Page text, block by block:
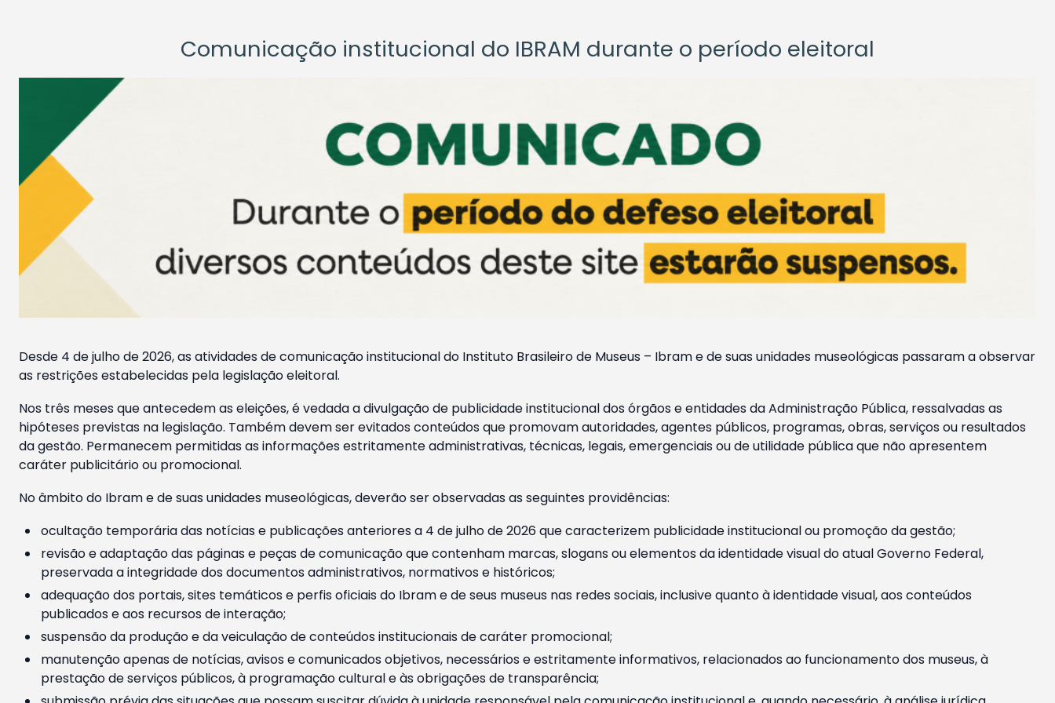
Comunicação institucional do IBRAM durante o período eleitoral
Desde 4 de julho de 2026, as atividades de comunicação institucional do Instituto Brasileiro de Museus – Ibram e de suas unidades museológicas passaram a observar
as restrições estabelecidas pela legislação eleitoral.
Nos três meses que antecedem as eleições, é vedada a divulgação de publicidade institucional dos órgãos e entidades da Administração Pública, ressalvadas as
hipóteses previstas na legislação. Também devem ser evitados conteúdos que promovam autoridades, agentes públicos, programas, obras, serviços ou resultados
da gestão. Permanecem permitidas as informações estritamente administrativas, técnicas, legais, emergenciais ou de utilidade pública que não apresentem
caráter publicitário ou promocional.
No âmbito do Ibram e de suas unidades museológicas, deverão ser observadas as seguintes providências:
ocultação temporária das notícias e publicações anteriores a 4 de julho de 2026 que caracterizem publicidade institucional ou promoção da gestão;
revisão e adaptação das páginas e peças de comunicação que contenham marcas, slogans ou elementos da identidade visual do atual Governo Federal,
preservada a integridade dos documentos administrativos, normativos e históricos;
adequação dos portais, sites temáticos e perfis oficiais do Ibram e de seus museus nas redes sociais, inclusive quanto à identidade visual, aos conteúdos
publicados e aos recursos de interação;
suspensão da produção e da veiculação de conteúdos institucionais de caráter promocional;
manutenção apenas de notícias, avisos e comunicados objetivos, necessários e estritamente informativos, relacionados ao funcionamento dos museus, à
prestação de serviços públicos, à programação cultural e às obrigações de transparência;